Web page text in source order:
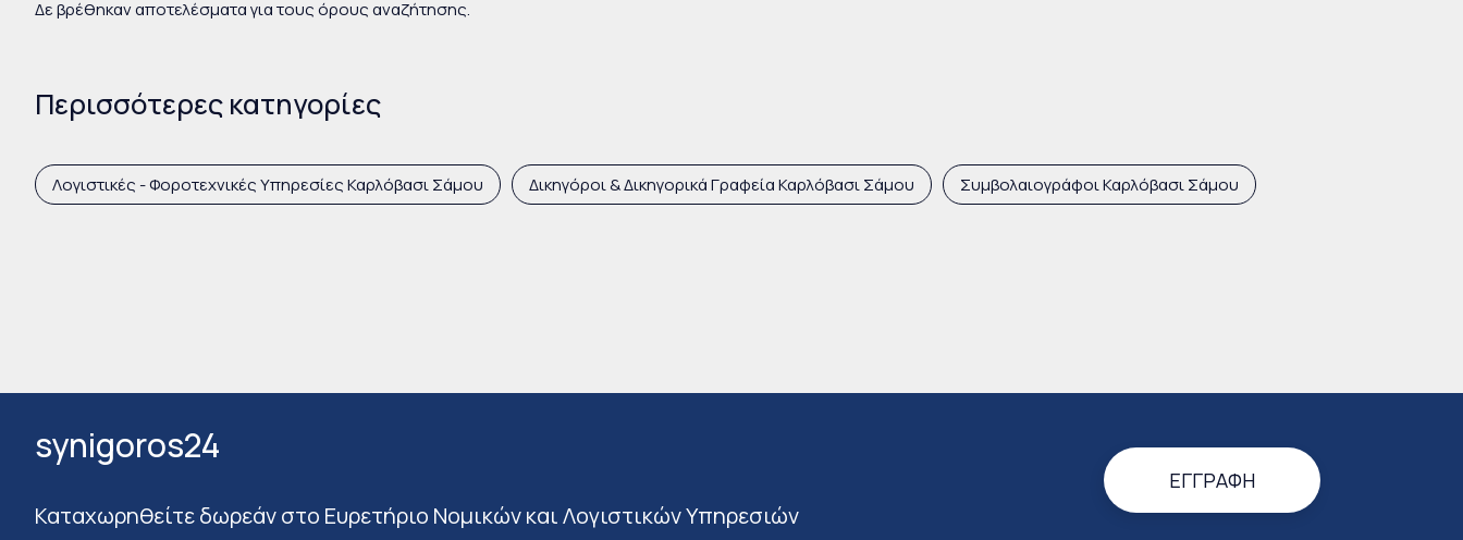
Δε βρέθηκαν αποτελέσματα για τους όρους αναζήτησης.
Περισσότερες κατηγορίες
Λογιστικές - Φοροτεχνικές Υπηρεσίες Καρλόβασι Σάμου Δικηγόροι & Δικηγορικά Γραφεία Καρλόβασι Σάμου Συμβολαιογράφοι Καρλόβασι Σάμου
synigoros24
Καταχωρηθείτε δωρεάν στο Ευρετήριο Νομικών και Λογιστικών Υπηρεσιών
ΕΓΓΡΑΦΉ